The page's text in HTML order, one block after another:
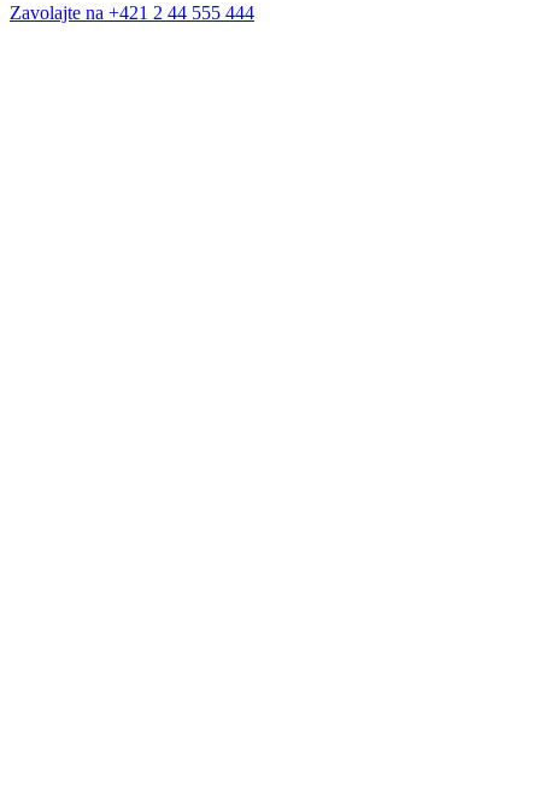
Zavolajte na +421 2 44 555 444